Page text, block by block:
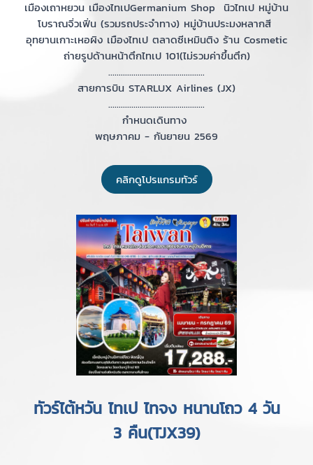
เมืองเถาหยวน เมืองไทเปGermanium Shop นิวไทเป หมู่บ้าน
โบราณจิ่วเฟิ่น (รวมรถประจำทาง) หมู่บ้านประมงหลากสี
อุทยานเกาะเหอผิง เมืองไทเป ตลาดซีเหมินติง ร้าน Cosmetic
ถ่ายรูปด้านหน้าตึกไทเป 101(ไม่รวมค่าขึ้นตึก)
..............................................
สายการบิน STARLUX Airlines (JX)
..............................................
กำหนดเดินทาง
พฤษภาคม - กันยายน 2569
คลิกดูโปรแกรมทัวร์
ทัวร์ไต้หวัน ไทเป ไทจง หนานโถว 4 วัน
3 คืน(TJX39)